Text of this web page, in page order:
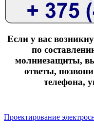
Если у вас
по
молниезащиты,
ответы,
телефона,
Проектирование